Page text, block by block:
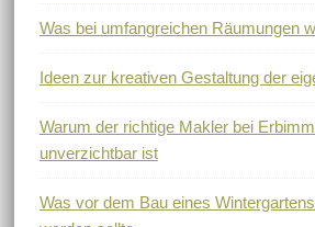
Was bei umfangreichen Räumungen
Ideen zur kreativen Gestaltung der
Warum der richtige Makler bei
unverzichtbar ist
Was vor dem Bau eines